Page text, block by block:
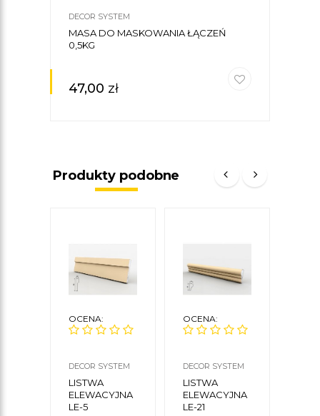
DECOR SYSTEM
MASA DO MASKOWANIA ŁĄCZEŃ
0,5KG
47,00 zł
Produkty podobne
OCENA:
DECOR SYSTEM
LISTWA
ELEWACYJNA
LE-5
OCENA:
DECOR SYSTEM
LISTWA
ELEWACYJNA
LE-21